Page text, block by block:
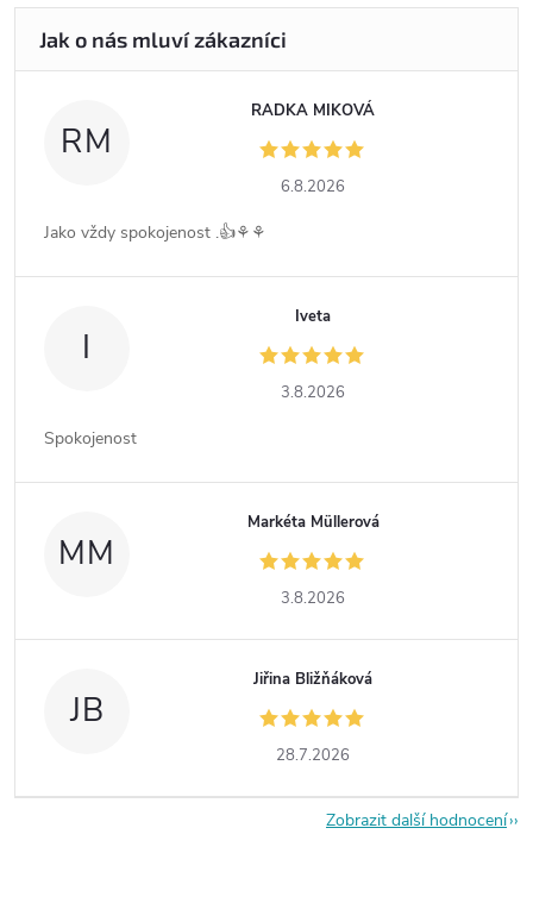
RM
RADKA MIKOVÁ
6.8.2026
Jako vždy spokojenost .👍⚘️⚘️
I
Iveta
3.8.2026
Spokojenost
MM
Markéta Müllerová
3.8.2026
JB
Jiřina Bližňáková
28.7.2026
Zobrazit další hodnocení